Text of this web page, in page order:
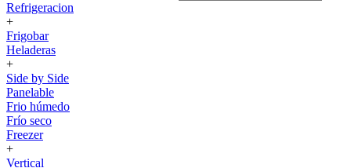
Refrigeracion
+
Frigobar
Heladeras
+
Side by Side
Panelable
Frio húmedo
Frío seco
Freezer
+
Vertical